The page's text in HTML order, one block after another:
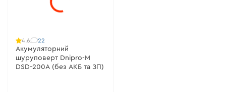
4.6 22
Акумуляторний
шуруповерт Dnipro-M
DSD-200A (без АКБ та ЗП)